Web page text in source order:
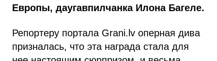
Европы, даугавпилчанка Илона Багеле.
Репортеру портала Grani.lv оперная дива
призналась, что эта награда стала для